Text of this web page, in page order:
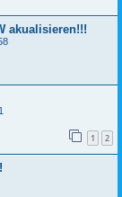
akualisieren!!!
1 2